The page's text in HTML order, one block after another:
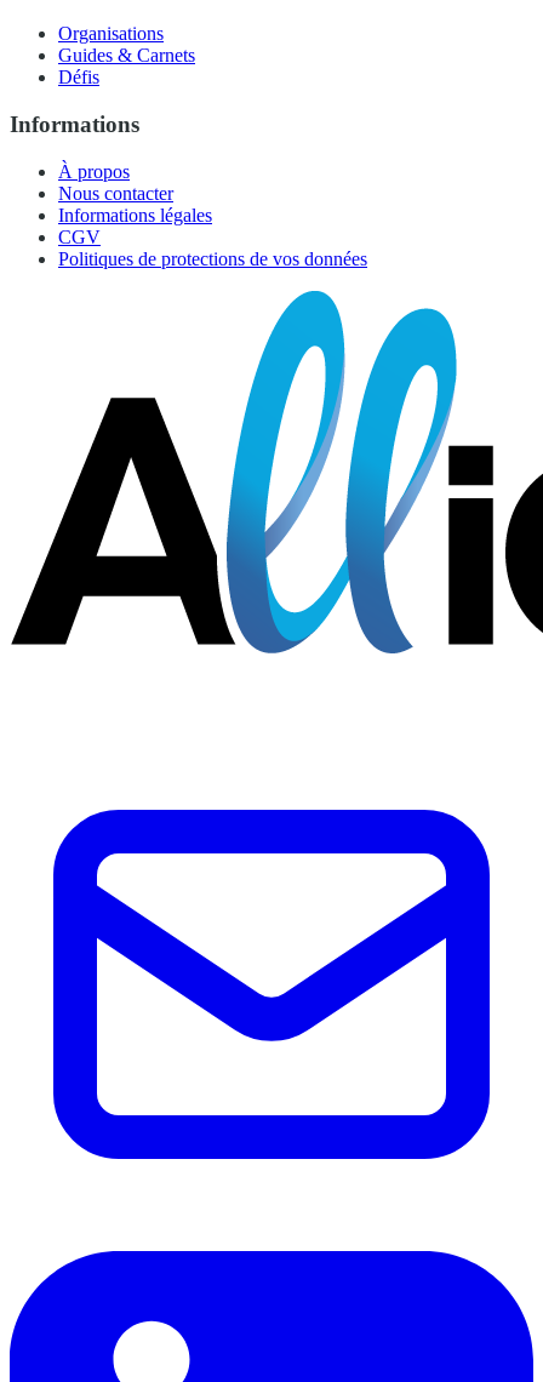
Organisations
Guides & Carnets
Défis
Informations
À propos
Nous contacter
Informations légales
CGV
Politiques de protections de vos données